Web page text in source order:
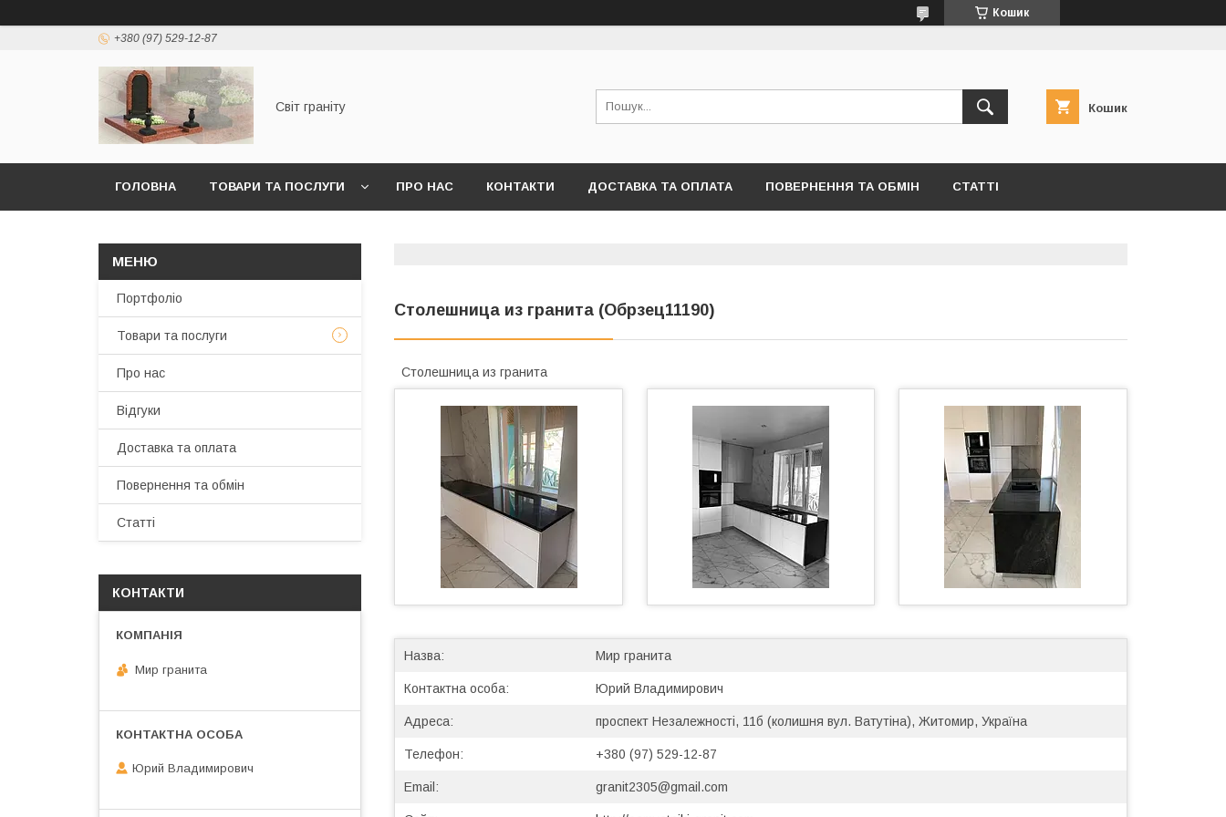
Кошик
+380 (97) 529-12-87
Світ граніту Кошик
ГОЛОВНА ТОВАРИ ТА ПОСЛУГИ ПРО НАС КОНТАКТИ ДОСТАВКА ТА ОПЛАТА ПОВЕРНЕННЯ ТА ОБМІН СТАТТІ
Столешница из гранита (Обрзец11190)
Столешница из гранита
Мир гранита
Юрий Владимирович
проспект Незалежності, 11б (колишня вул. Ватутіна), Житомир, Україна
+380 (97) 529-12-87
granit2305@gmail.com
Портфоліо
Товари та послуги
Про нас
Відгуки
Доставка та оплата
Повернення та обмін
Статті
КОНТАКТИ
Мир гранита
Юрий Владимирович